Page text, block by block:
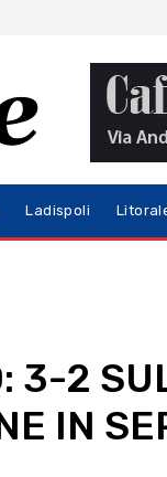
Ladispoli
3-2
IN